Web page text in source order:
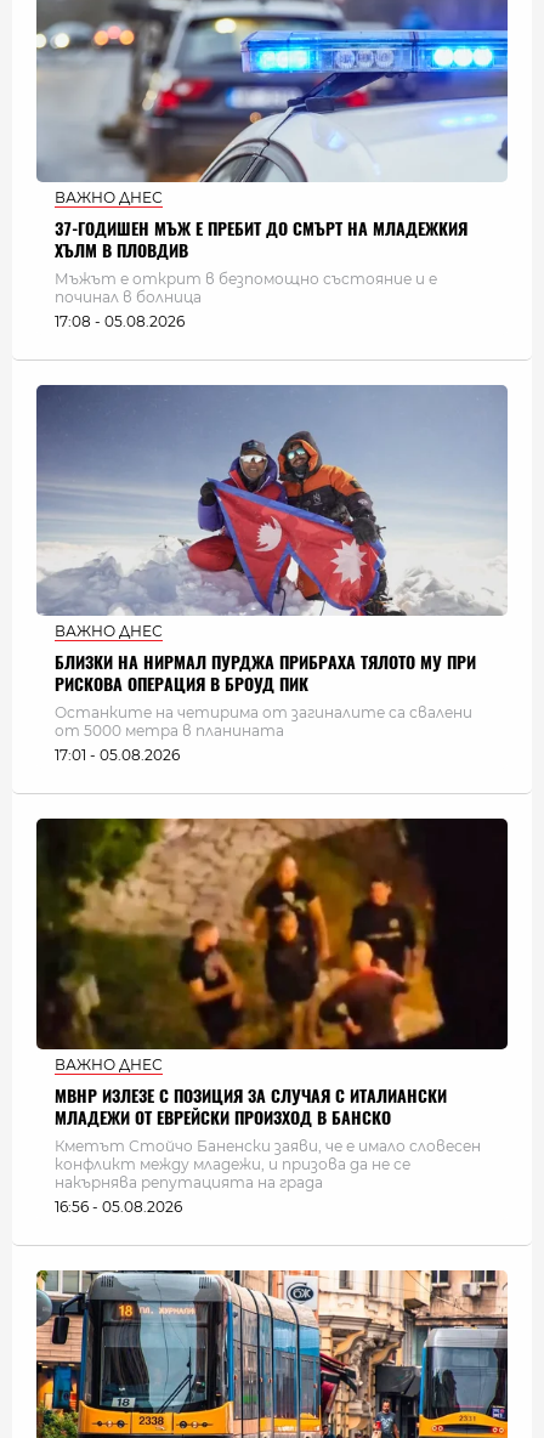
ВАЖНО ДНЕС
37-ГОДИШЕН МЪЖ Е ПРЕБИТ ДО СМЪРТ НА МЛАДЕЖКИЯ
ХЪЛМ В ПЛОВДИВ
Мъжът е открит в безпомощно състояние и е
починал в болница
17:08 - 05.08.2026
ВАЖНО ДНЕС
БЛИЗКИ НА НИРМАЛ ПУРДЖА ПРИБРАХА ТЯЛОТО МУ ПРИ
РИСКОВА ОПЕРАЦИЯ В БРОУД ПИК
Останките на четирима от загиналите са свалени
от 5000 метра в планината
17:01 - 05.08.2026
ВАЖНО ДНЕС
МВНР ИЗЛЕЗЕ С ПОЗИЦИЯ ЗА СЛУЧАЯ С ИТАЛИАНСКИ
МЛАДЕЖИ ОТ ЕВРЕЙСКИ ПРОИЗХОД В БАНСКО
Кметът Стойчо Баненски заяви, че е имало словесен
конфликт между младежи, и призова да не се
накърнява репутацията на града
16:56 - 05.08.2026